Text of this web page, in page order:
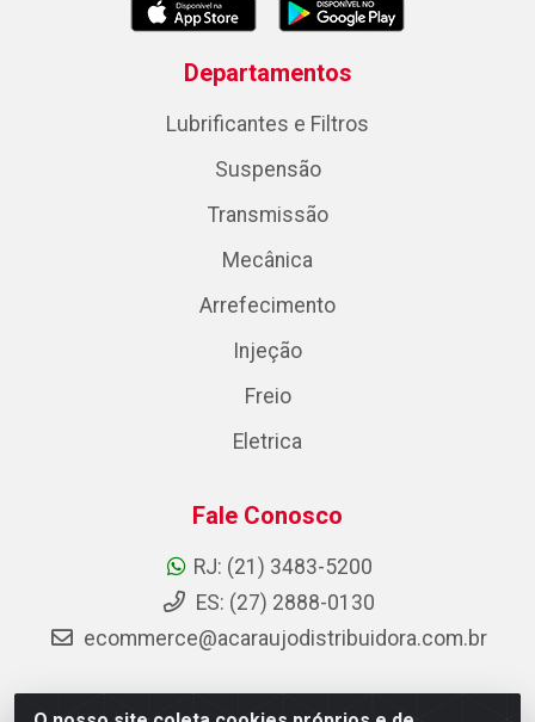
Departamentos
Lubrificantes e Filtros
Suspensão
Transmissão
Mecânica
Arrefecimento
Injeção
Freio
Eletrica
Fale Conosco
RJ: (21) 3483-5200
ES: (27) 2888-0130
ecommerce@acaraujodistribuidora.com.br